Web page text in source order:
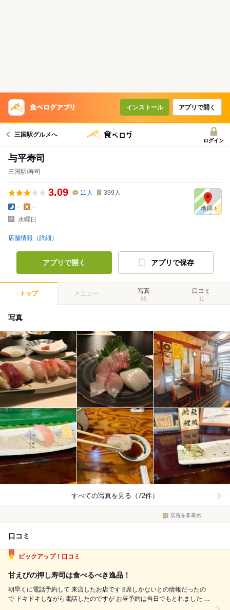
インストール アプリで開く
三国駅グルメへ
ログイン
与平寿司
三国駅/寿司
3.09 11 人 399 人
-
-
水曜日
店舗情報（詳細）
アプリで開く アプリで保存
トップ メニュー 写真
65
口コミ
11
写真
すべての写真を見る（72件）
広告を非表示
口コミ
ピックアップ！口コミ
甘えびの押し寿司は食べるべき逸品！
朝早くに電話予約して 来店したお店です 8席しかないとの情報だったの
で ドキドキしながら電話したのですが お昼予約は当日でもとれました 素